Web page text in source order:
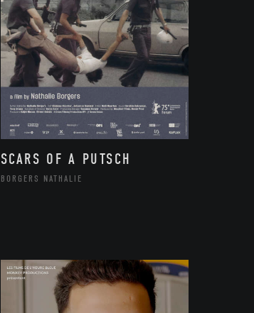
SCARS OF A PUTSCH
BORGERS NATHALIE